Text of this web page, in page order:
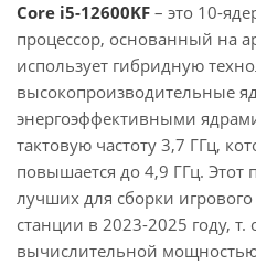
Core i5-12600KF – это 10-
процессор, основанный на
использует гибридную
высокопроизводительные
энергоэффективными
тактовую частоту 3,7 ГГц,
повышается до 4,9 ГГц. Этот
лучших для сборки
станции в 2023-2025 году, т.
вычислительной